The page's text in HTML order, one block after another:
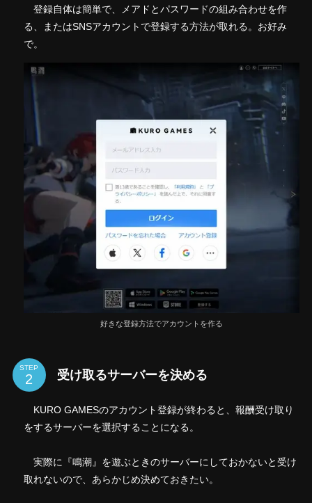
登録自体は簡単で、メアドとパスワードの組み合わせを作
る、またはSNSアカウントで登録する方法が取れる。お好み
で。
好きな登録方法でアカウントを作る
STEP
受け取るサーバーを決める
KURO GAMESのアカウント登録が終わると、報酬受け取り
をするサーバーを選択することになる。
実際に『鳴潮』を遊ぶときのサーバーにしておかないと受け
取れないので、あらかじめ決めておきたい。